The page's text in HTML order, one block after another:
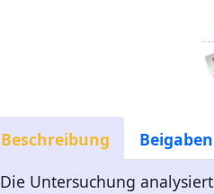
Beschreibung
Beigaben
Die Untersuchung